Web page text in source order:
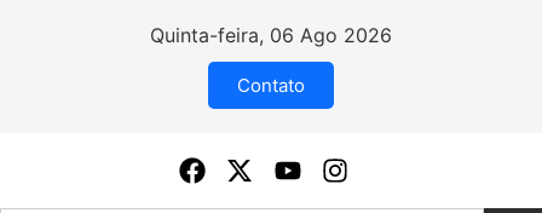
Quinta-feira, 06 Ago 2026
Contato